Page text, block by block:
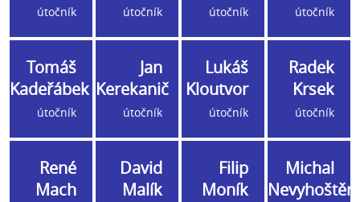
útočník útočník útočník útočník
Tomáš
Kadeřábek
útočník
Jan
Kerekanič
útočník
Lukáš
Kloutvor
útočník
Radek
Krsek
útočník
René
Mach
David
Malík
Filip
Moník
Michal